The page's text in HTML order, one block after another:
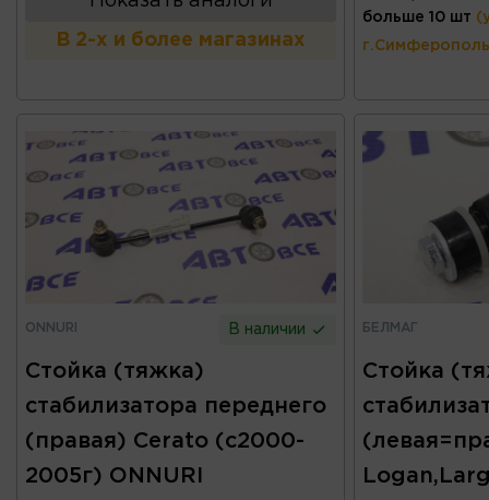
В 2-х и более магазинах
больше 10 шт
ONNURI В наличии
Стойка (тяжка)
стабилизатора переднего
(правая) Cerato (с2000-
2005г) ONNURI
БЕЛМАГ
Стойка